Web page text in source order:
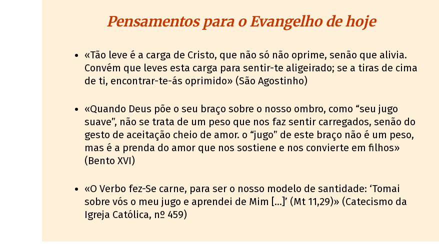
Pensamentos para o Evangelho de hoje
«Tão leve é a carga de Cristo, que não só não oprime, senão que alivia.
Convém que leves esta carga para sentir-te aligeirado; se a tiras de cima
de ti, encontrar-te-ás oprimido» (São Agostinho)
«Quando Deus põe o seu braço sobre o nosso ombro, como “seu jugo
suave”, não se trata de um peso que nos faz sentir carregados, senão do
gesto de aceitação cheio de amor. o “jugo” de este braço não é um peso,
mas é a prenda do amor que nos sostiene e nos convierte em filhos»
(Bento XVI)
«O Verbo fez-Se carne, para ser o nosso modelo de santidade: ‘Tomai
sobre vós o meu jugo e aprendei de Mim [...]’ (Mt 11,29)» (Catecismo da
Igreja Católica, nº 459)